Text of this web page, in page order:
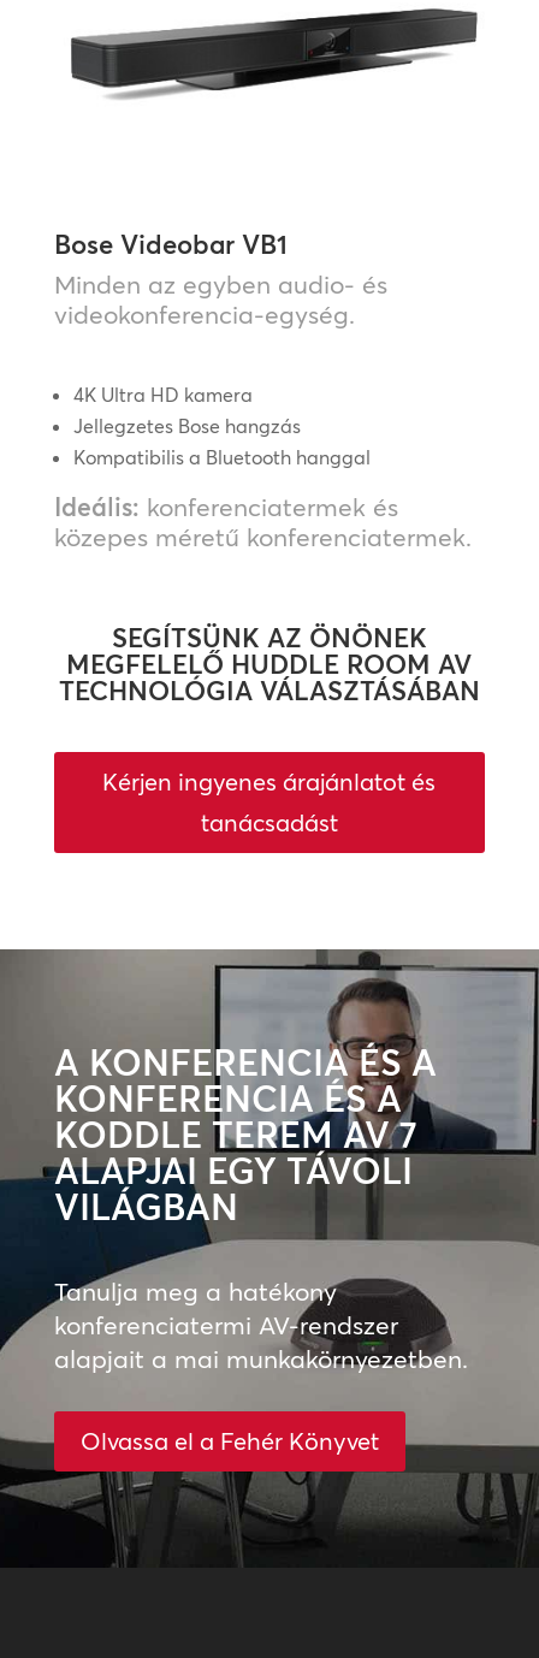
Bose Videobar VB1
Minden az egyben audio- és
videokonferencia-egység.
4K Ultra HD kamera
Jellegzetes Bose hangzás
Kompatibilis a Bluetooth hanggal
Ideális: konferenciatermek és
közepes méretű konferenciatermek.
SEGÍTSÜNK AZ ÖNÖNEK
MEGFELELŐ HUDDLE ROOM AV
TECHNOLÓGIA VÁLASZTÁSÁBAN
Kérjen ingyenes árajánlatot és
tanácsadást
A KONFERENCIA ÉS A
KONFERENCIA ÉS A
KODDLE TEREM AV 7
ALAPJAI EGY TÁVOLI
VILÁGBAN
Tanulja meg a hatékony
konferenciatermi AV-rendszer
alapjait a mai munkakörnyezetben.
Olvassa el a Fehér Könyvet